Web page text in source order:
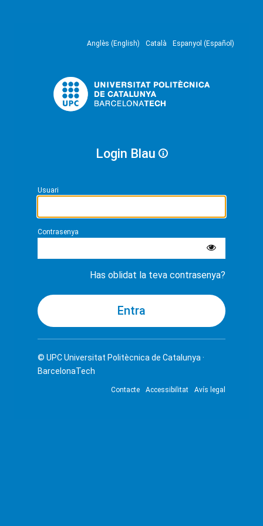
Anglès (English) Català Espanyol (Español)
Login Blau
Usuari
Contrasenya
Has oblidat la teva contrasenya?
© UPCUniversitat Politècnica de Catalunya ·
BarcelonaTech
Contacte Accessibilitat Avís legal